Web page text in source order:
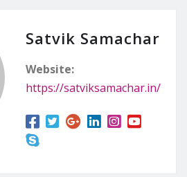
Satvik Samachar
Website:
https://satviksamachar.in/